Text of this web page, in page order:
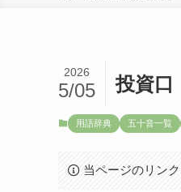
投資口
2026
5/05
用語辞典 五十音一覧
当ページのリン